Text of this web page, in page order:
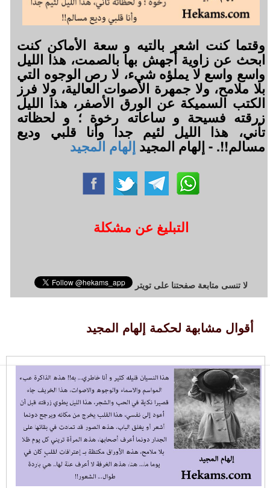
وقتما كنت اشعر بالتيه و سعة الأماكن كنت
ابحث عن زاوية أجهش بها بالصمت، هذا الليل
واسع واسع لا يملؤه شيء، لا رص الوجوه التي
بلا ملامح، ولا جمهرة الأصوات العالية، ولا فرز
الكتب السميكة عن الورق الأصفر، هذا الليل
زرقته فسيحة و ساعاته رخوة ؛ و لحظاته
تأني، هذا الليل لئيم جدا وأنا قلبي وديع
مسالم!!. - إلهام المجيد إلهام المجيد
التبليغ عن مشكلة
لا تنسى متابعة صفحتنا على تويتر
أقوال مشابهة لحكمة إلهام المجيد